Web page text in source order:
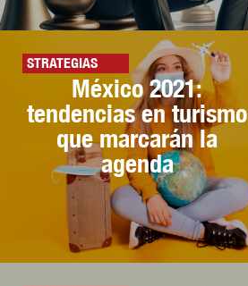
STRATEGIAS
México 2021:
tendencias en turismo
que marcarán la
agenda